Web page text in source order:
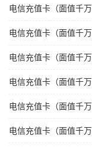
电信充值卡（面值千
电信充值卡（面值千
电信充值卡（面值千
电信充值卡（面值千
电信充值卡（面值千
电信充值卡（面值千